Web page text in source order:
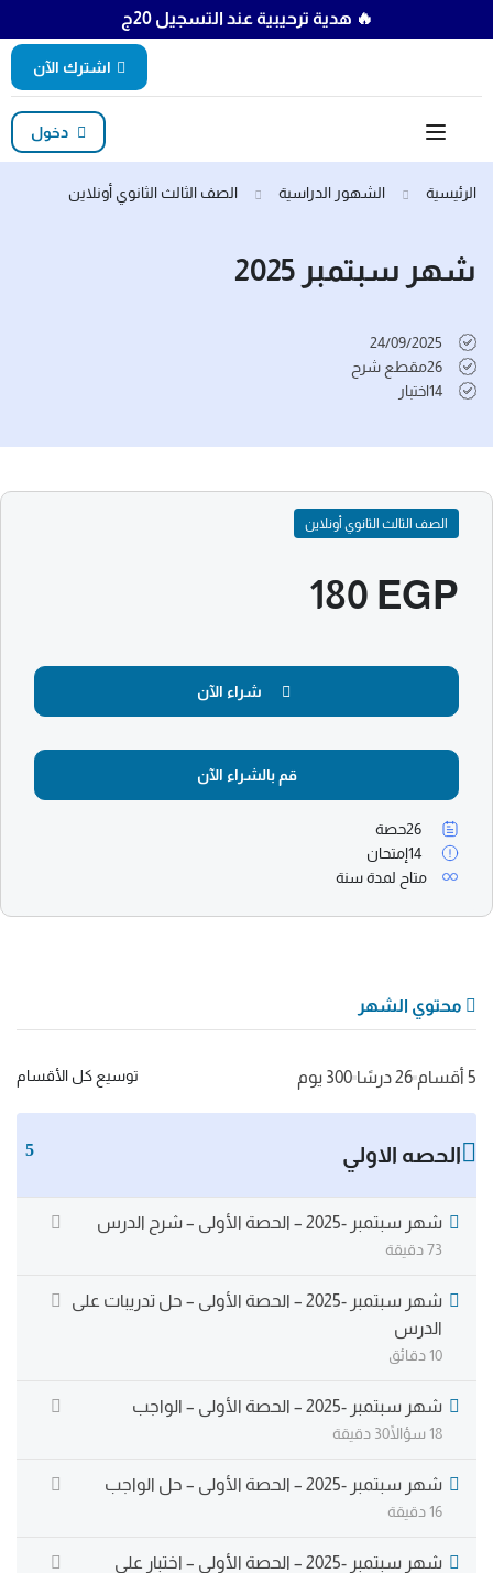
🔥 هدية ترحيبية عند التسجيل 20ج
اشترك الآن
دخول
الرئيسية الشهور الدراسية الصف الثالث الثانوي أونلاين
شهر سبتمبر 2025
24/09/2025
26مقطع شرح
14اختبار
محتوي الشهر
5 أقسام 26 درسًا 300 يوم توسيع كل الأقسام
الحصه الاولي 5
شهر سبتمبر -2025 – الحصة الأولى – شرح الدرس
73 دقيقة
شهر سبتمبر -2025 – الحصة الأولى – حل تدريبات على
الدرس
10 دقائق
شهر سبتمبر -2025 – الحصة الأولى – الواجب
30 دقيقة 18 سؤالًا
شهر سبتمبر -2025 – الحصة الأولى – حل الواجب
16 دقيقة
شهر سبتمبر -2025 – الحصة الأولى – اختبار على
الصف الثالث الثانوي أونلاين
180 EGP
قم بالشراء الآن
26حصة
14إمتحان
متاح لمدة سنة